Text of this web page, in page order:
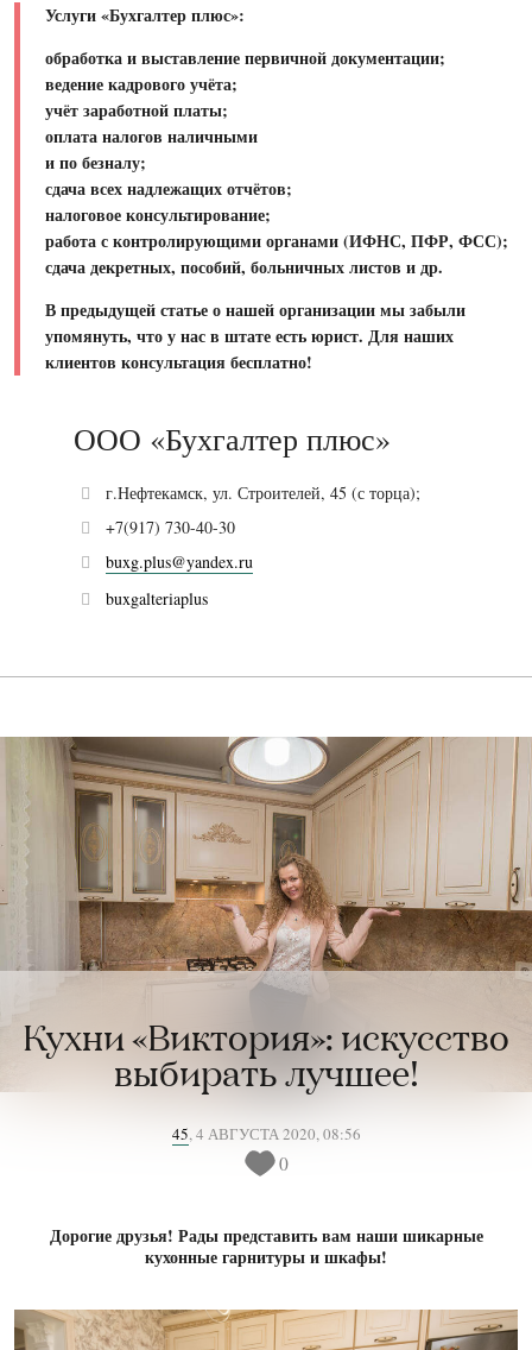
Услуги «Бухгалтер плюс»:
обработка и выставление первичной документации;
ведение кадрового учёта;
учёт заработной платы;
оплата налогов наличными
и по безналу;
сдача всех надлежащих отчётов;
налоговое консультирование;
работа с контролирующими органами (ИФНС, ПФР, ФСС);
сдача декретных, пособий, больничных листов и др.
В предыдущей статье о нашей организации мы забыли
упомянуть, что у нас в штате есть юрист. Для наших
клиентов консультация бесплатно!
ООО «Бухгалтер плюс»
г.Нефтекамск, ул. Строителей, 45 (с торца);
+7(917) 730-40-30
buxg.plus@yandex.ru
buxgalteriaplus
Кухни «Виктория»: искусство
выбирать лучшее!
45,4 АВГУСТА 2020, 08:56
0
Дорогие друзья! Рады представить вам наши шикарные
кухонные гарнитуры и шкафы!